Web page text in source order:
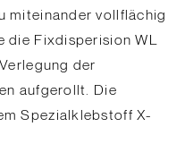
miteinander vollflächig
die Fixdisperision WL
der
aufgerollt. Die
Spezialklebstoff X-